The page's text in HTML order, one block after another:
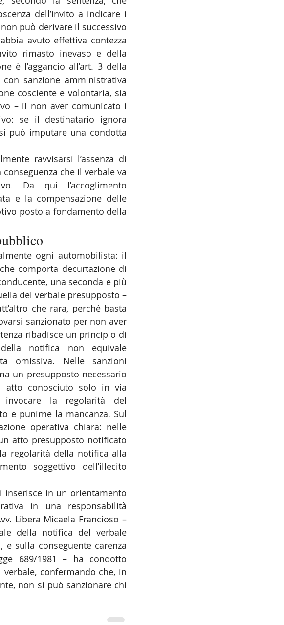
dell’invito a indicare i
può derivare il successivo
avuto effettiva contezza
rimasto inevaso e della
è l’aggancio all’art. 3 della
sanzione amministrativa
cosciente e volontaria, sia
– il non aver comunicato i
se il destinatario ignora
può imputare una condotta
ravvisarsi l’assenza di
che il verbale va
Da qui l’accoglimento
e la compensazione delle
posto a fondamento della
ogni automobilista: il
comporta decurtazione di
una seconda e più
del verbale presupposto –
che rara, perché basta
sanzionato per non aver
ribadisce un principio di
notifica non equivale
omissiva. Nelle sanzioni
un presupposto necessario
atto conosciuto solo in via
invocare la regolarità del
e punirne la mancanza. Sul
operativa chiara: nelle
atto presupposto notificato
regolarità della notifica alla
soggettivo dell’illecito
inserisce in un orientamento
in una responsabilità
Libera Micaela Francioso –
della notifica del verbale
e sulla conseguente carenza
689/1981 – ha condotto
verbale, confermando che, in
non si può sanzionare chi